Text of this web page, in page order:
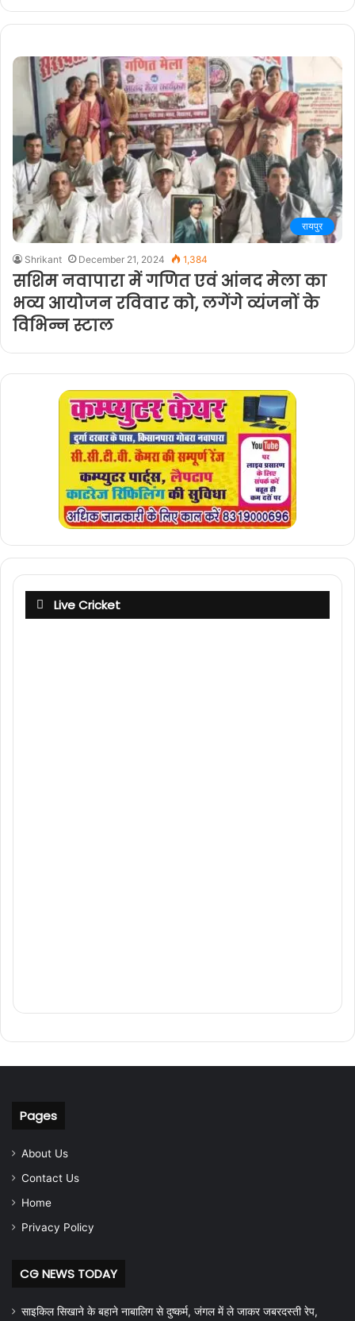
रायपुर
Shrikant December 21, 2024 1,384
सशिम नवापारा में गणित एवं आंनद मेला का
भव्य आयोजन रविवार को, लगेंगे व्यंजनों के
विभिन्न स्टाल
Live Cricket
Pages
About Us
Contact Us
Home
Privacy Policy
CG NEWS TODAY
साइकिल सिखाने के बहाने नाबालिग से दुष्कर्म, जंगल में ले जाकर जबरदस्ती रेप,